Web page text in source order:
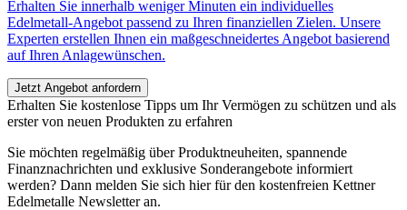
Erhalten Sie innerhalb weniger Minuten ein individuelles
Edelmetall-Angebot passend zu Ihren finanziellen Zielen. Unsere
Experten erstellen Ihnen ein maßgeschneidertes Angebot basierend
auf Ihren Anlagewünschen.
Jetzt Angebot anfordern
Erhalten Sie kostenlose Tipps um Ihr Vermögen zu schützen und als
erster von neuen Produkten zu erfahren
Sie möchten regelmäßig über Produktneuheiten, spannende
Finanznachrichten und exklusive Sonderangebote informiert
werden? Dann melden Sie sich hier für den kostenfreien Kettner
Edelmetalle Newsletter an.